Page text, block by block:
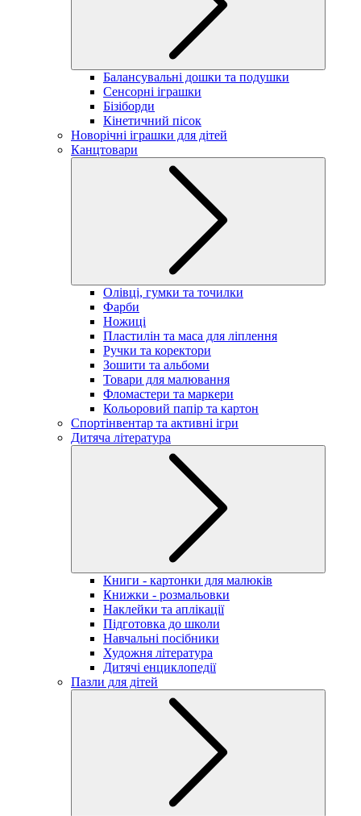
Балансувальні дошки та подушки
Сенсорні іграшки
Бізіборди
Кінетичний пісок
Новорічні іграшки для дітей
Канцтовари
Олівці, гумки та точилки
Фарби
Ножиці
Пластилін та маса для ліплення
Ручки та коректори
Зошити та альбоми
Товари для малювання
Фломастери та маркери
Кольоровий папір та картон
Спортінвентар та активні ігри
Дитяча література
Книги - картонки для малюків
Книжки - розмальовки
Наклейки та аплікації
Підготовка до школи
Навчальні посібники
Художня література
Дитячі енциклопедії
Пазли для дітей